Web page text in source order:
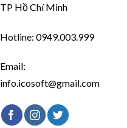
TP Hồ Chí Minh
Hotline: 0949.003.999
Email:
info.icosoft@gmail.com